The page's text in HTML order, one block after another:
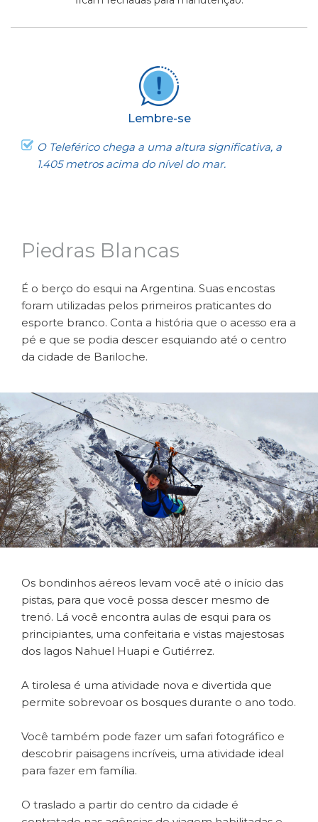
Lembre-se
O Teleférico chega a uma altura significativa, a
1.405 metros acima do nível do mar.
Piedras Blancas
É o berço do esqui na Argentina. Suas encostas
foram utilizadas pelos primeiros praticantes do
esporte branco. Conta a história que o acesso era a
pé e que se podia descer esquiando até o centro
da cidade de Bariloche.
Os bondinhos aéreos levam você até o início das
pistas, para que você possa descer mesmo de
trenó. Lá você encontra aulas de esqui para os
principiantes, uma confeitaria e vistas majestosas
dos lagos Nahuel Huapi e Gutiérrez.
A tirolesa é uma atividade nova e divertida que
permite sobrevoar os bosques durante o ano todo.
Você também pode fazer um safari fotográfico e
descobrir paisagens incríveis, uma atividade ideal
para fazer em família.
O traslado a partir do centro da cidade é